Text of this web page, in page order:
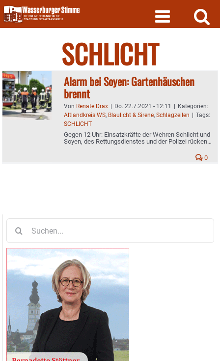
Skip
to
content
SCHLICHT
Alarm bei Soyen: Gartenhäuschen
brennt
Von Renate Drax | Do. 22.7.2021 - 12:11 | Kategorien:
Altlandkreis WS, Blaulicht & Sirene, Schlagzeilen | Tags:
SCHLICHT
Gegen 12 Uhr: Einsatzkräfte der Wehren Schlicht und
Soyen, des Rettungsdienstes und der Polizei rücken
0
nach: